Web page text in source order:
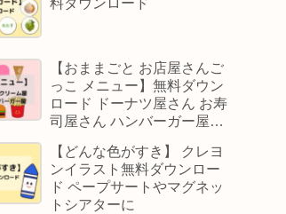
料ダウンロード
【おままごと お店屋さんご
っこ メニュー】無料ダウン
ロード ドーナツ屋さん お寿
司屋さん ハンバーガー屋さ
【どんな色がすき】 クレヨ
ンイラスト無料ダウンロー
ド ペープサートやマグネッ
トシアターに